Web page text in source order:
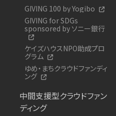
GIVING 100 by Yogibo
GIVING for SDGs
sponsored by ソニー銀行
ケイズハウスNPO助成プロ
グラム
ゆめ・まちクラウドファンディ
ング
中間支援型クラウドファン
ディング